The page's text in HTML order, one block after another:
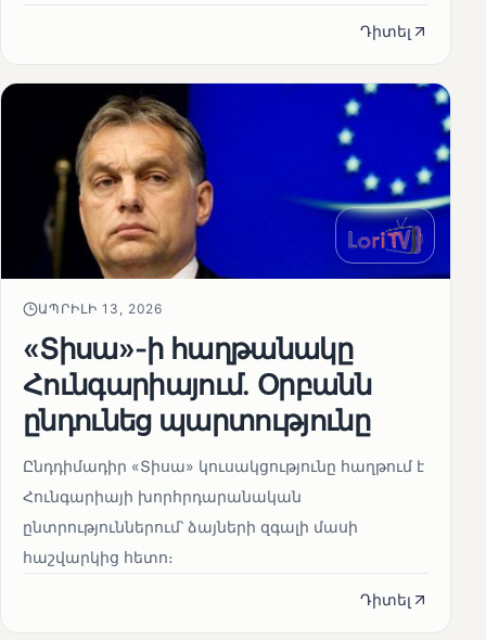
Դիտել
ԱՊՐԻԼԻ 13, 2026
«Տիսա»-ի հաղթանակը
Հունգարիայում․ Օրբանն
ընդունեց պարտությունը
Ընդդիմադիր «Տիսա» կուսակցությունը հաղթում է
Հունգարիայի խորհրդարանական
ընտրություններում՝ ձայների զգալի մասի
հաշվարկից հետո։
Դիտել